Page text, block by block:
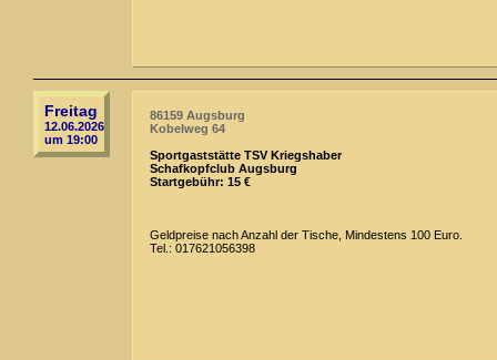
Freitag
12.06.2026
um 19:00
86159 Augsburg
Kobelweg 64
Sportgaststätte TSV Kriegshaber
Schafkopfclub Augsburg
Startgebühr: 15 €
Geldpreise nach Anzahl der Tische, Mindestens 100 Euro.
Tel.: 017621056398